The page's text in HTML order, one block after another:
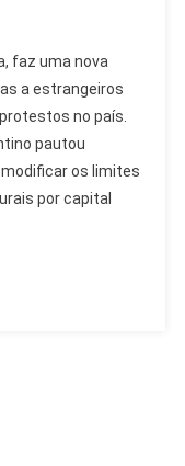
faz uma nova
a estrangeiros
no país.
pautou
os limites
por capital